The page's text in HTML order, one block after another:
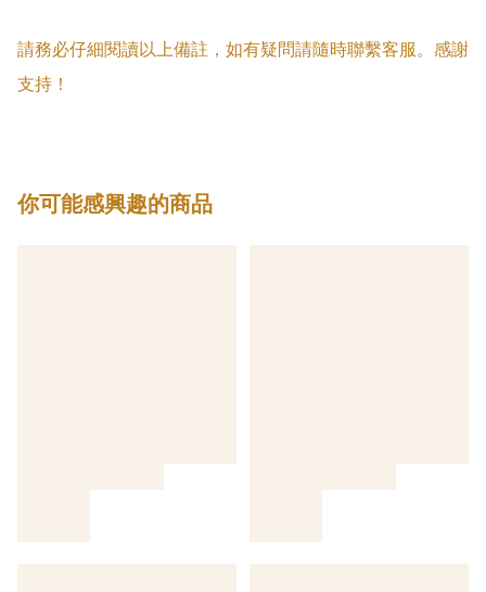
請務必仔細閱讀以上備註，如有疑問請隨時聯繫客服。感謝
支持！
你可能感興趣的商品